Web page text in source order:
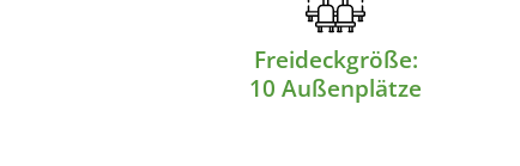
Freideckgröße:
10 Außenplätze